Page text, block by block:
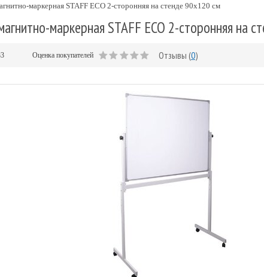
маркерная STAFF ECO 2-сторонняя на стенде 90х120 см
маркерная STAFF ECO 2-сторонняя на
Оценка покупателей Отзывы (0)